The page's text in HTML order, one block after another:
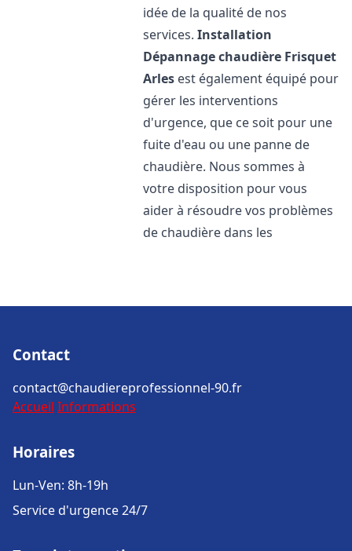
idée de la qualité de nos
services.Installation
Dépannage chaudière Frisquet
Arles est également équipé pour
gérer les interventions
d'urgence, que ce soit pour une
fuite d'eau ou une panne de
chaudière. Nous sommes à
votre disposition pour vous
aider à résoudre vos problèmes
de chaudière dans les
Contact
contact@chaudiereprofessionnel-90.fr
Accueil Informations
Horaires
Lun-Ven: 8h-19h
Service d'urgence 24/7